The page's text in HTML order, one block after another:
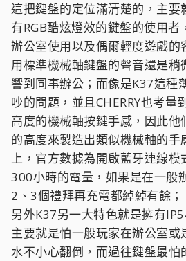
這把鍵盤的定位滿清楚的，主要
有RGB酷炫燈效的鍵盤的使用
辦公室使用以及偶爾輕度遊戲的
用標準機械軸鍵盤的聲音還是稍
響到同事辦公；而像是K37這種
吵的問題，並且CHERRY也考量
高度的機械軸按鍵手感，因此他
的高度來製造出類似機械軸的手
上，官方數據為開啟藍牙連線模
300小時的電量，如果是在一般
2、3個禮拜再充電都綽綽有餘；
另外K37另一大特色就是擁有
主要就是怕一般玩家在辦公室或
水不小心翻倒，而過往鍵盤最怕